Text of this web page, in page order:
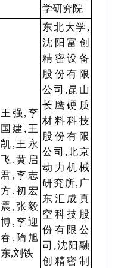
学研究院
王强,李
国建,王
凯,王永
飞,黄启
君,李志
方,初宏
震,张毅
博,李迎
春,隋旭
东,刘铁
东北大学,
沈阳富创
精密设备
股份有限
公司,昆山
长鹰硬质
材料科技
股份有限
公司,北京
动力机械
研究所,广
东汇成真
空科技股
份有限公
司,沈阳融
创精密制